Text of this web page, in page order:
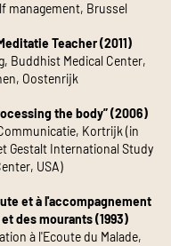
management, Brussel
Teacher (2011)
Buddhist Medical Center,
Oostenrijk
the body” (2006)
Kortrijk (in
Gestalt International Study
USA)
et à l'accompagnement
des mourants (1993)
à l'Ecoute du Malade,